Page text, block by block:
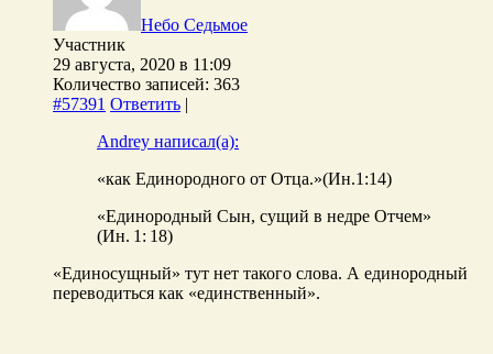
Небо Седьмое
Участник
29 августа, 2020 в 11:09
Количество записей: 363
#57391 Ответить |
Andrey написал(а):
«как Единородного от Отца.»(Ин.1:14)
«Единородный Сын, сущий в недре Отчем»
(Ин. 1: 18)
«Единосущный» тут нет такого слова. А единородный
переводиться как «единственный».